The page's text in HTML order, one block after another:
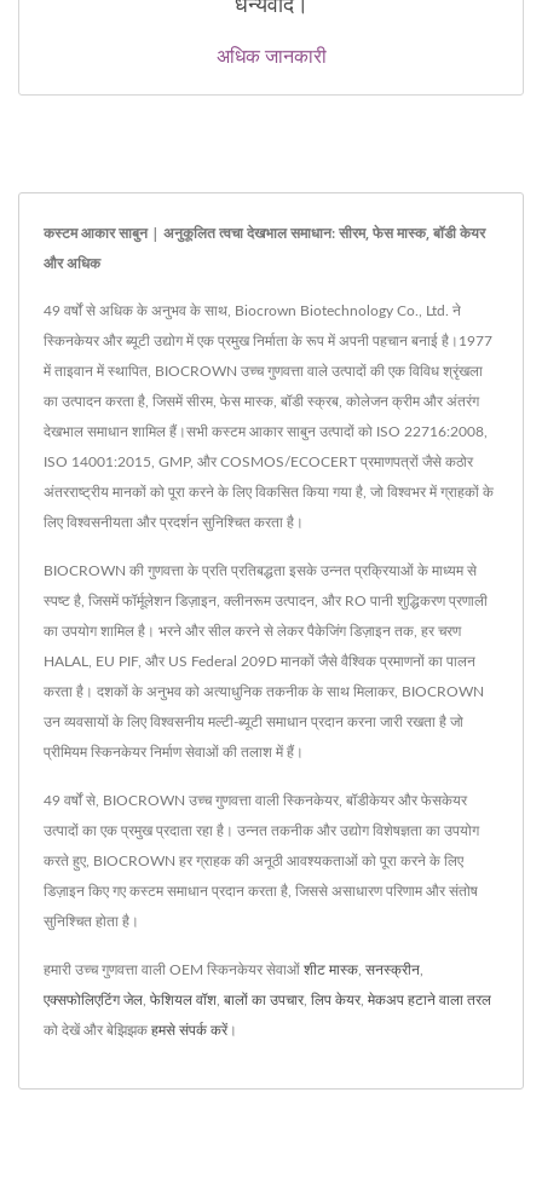
धन्यवाद।
अधिक जानकारी
कस्टम आकार साबुन | अनुकूलित त्वचा देखभाल समाधान: सीरम, फेस मास्क, बॉडी केयर
और अधिक
49 वर्षों से अधिक के अनुभव के साथ, Biocrown Biotechnology Co., Ltd. ने
स्किनकेयर और ब्यूटी उद्योग में एक प्रमुख निर्माता के रूप में अपनी पहचान बनाई है।1977
में ताइवान में स्थापित, BIOCROWN उच्च गुणवत्ता वाले उत्पादों की एक विविध श्रृंखला
का उत्पादन करता है, जिसमें सीरम, फेस मास्क, बॉडी स्क्रब, कोलेजन क्रीम और अंतरंग
देखभाल समाधान शामिल हैं।सभी कस्टम आकार साबुन उत्पादों को ISO 22716:2008,
ISO 14001:2015, GMP, और COSMOS/ECOCERT प्रमाणपत्रों जैसे कठोर
अंतरराष्ट्रीय मानकों को पूरा करने के लिए विकसित किया गया है, जो विश्वभर में ग्राहकों के
लिए विश्वसनीयता और प्रदर्शन सुनिश्चित करता है।
BIOCROWN की गुणवत्ता के प्रति प्रतिबद्धता इसके उन्नत प्रक्रियाओं के माध्यम से
स्पष्ट है, जिसमें फॉर्मूलेशन डिज़ाइन, क्लीनरूम उत्पादन, और RO पानी शुद्धिकरण प्रणाली
का उपयोग शामिल है। भरने और सील करने से लेकर पैकेजिंग डिज़ाइन तक, हर चरण
HALAL, EU PIF, और US Federal 209D मानकों जैसे वैश्विक प्रमाणनों का पालन
करता है। दशकों के अनुभव को अत्याधुनिक तकनीक के साथ मिलाकर, BIOCROWN
उन व्यवसायों के लिए विश्वसनीय मल्टी-ब्यूटी समाधान प्रदान करना जारी रखता है जो
प्रीमियम स्किनकेयर निर्माण सेवाओं की तलाश में हैं।
49 वर्षों से, BIOCROWN उच्च गुणवत्ता वाली स्किनकेयर, बॉडीकेयर और फेसकेयर
उत्पादों का एक प्रमुख प्रदाता रहा है। उन्नत तकनीक और उद्योग विशेषज्ञता का उपयोग
करते हुए, BIOCROWN हर ग्राहक की अनूठी आवश्यकताओं को पूरा करने के लिए
डिज़ाइन किए गए कस्टम समाधान प्रदान करता है, जिससे असाधारण परिणाम और संतोष
सुनिश्चित होता है।
हमारी उच्च गुणवत्ता वाली OEM स्किनकेयर सेवाओं शीट मास्क, सनस्क्रीन,
एक्सफोलिएटिंग जेल, फेशियल वॉश, बालों का उपचार, लिप केयर, मेकअप हटाने वाला तरल
को देखें और बेझिझक हमसे संपर्क करें।